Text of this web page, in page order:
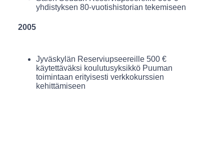
yhdistyksen 80-vuotishistorian tekemiseen
2005
Jyväskylän Reserviupseereille 500 €
käytettäväksi koulutusyksikkö Puuman
toimintaan erityisesti verkkokurssien
kehittämiseen